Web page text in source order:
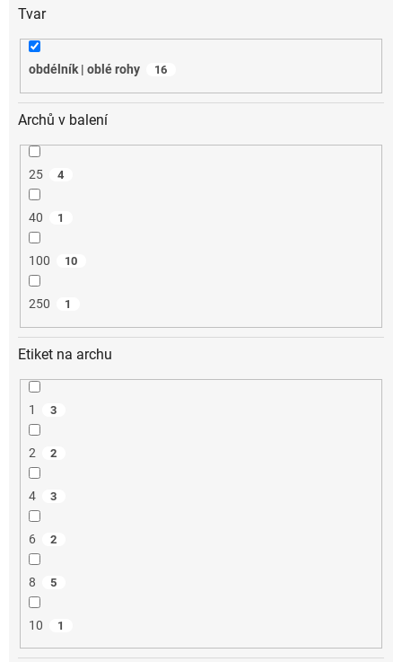
Tvar
obdélník | oblé rohy 16
Archů v balení
25 4
40 1
100 10
250 1
Etiket na archu
1 3
2 2
4 3
6 2
8 5
10 1